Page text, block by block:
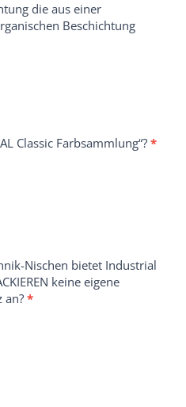
die aus einer
Beschichtung
Classic Farbsammlung“? *
Nischen bietet Industrial
keine eigene
an? *